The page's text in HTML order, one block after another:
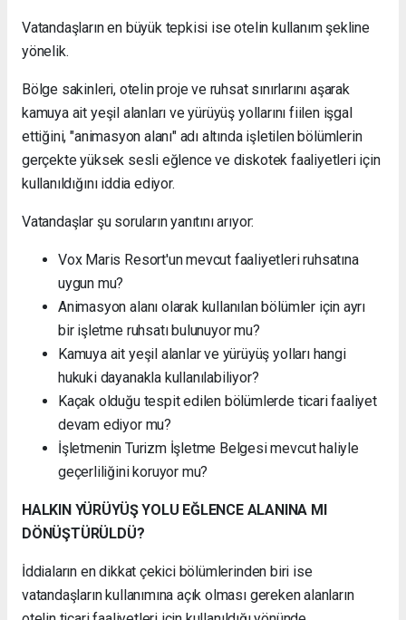
Vatandaşların en büyük tepkisi ise otelin kullanım şekline
yönelik.
Bölge sakinleri, otelin proje ve ruhsat sınırlarını aşarak
kamuya ait yeşil alanları ve yürüyüş yollarını fiilen işgal
ettiğini, "animasyon alanı" adı altında işletilen bölümlerin
gerçekte yüksek sesli eğlence ve diskotek faaliyetleri için
kullanıldığını iddia ediyor.
Vatandaşlar şu soruların yanıtını arıyor:
Vox Maris Resort'un mevcut faaliyetleri ruhsatına
uygun mu?
Animasyon alanı olarak kullanılan bölümler için ayrı
bir işletme ruhsatı bulunuyor mu?
Kamuya ait yeşil alanlar ve yürüyüş yolları hangi
hukuki dayanakla kullanılabiliyor?
Kaçak olduğu tespit edilen bölümlerde ticari faaliyet
devam ediyor mu?
İşletmenin Turizm İşletme Belgesi mevcut haliyle
geçerliliğini koruyor mu?
HALKIN YÜRÜYÜŞ YOLU EĞLENCE ALANINA MI
DÖNÜŞTÜRÜLDÜ?
İddiaların en dikkat çekici bölümlerinden biri ise
vatandaşların kullanımına açık olması gereken alanların